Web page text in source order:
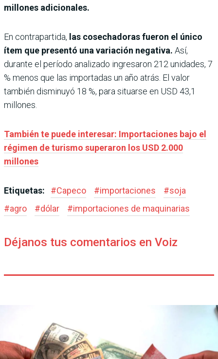
millones adicionales.
En contrapartida, las cosechadoras fueron el único
ítem que presentó una variación negativa. Así,
durante el período analizado ingresaron 212 unidades, 7
% menos que las importadas un año atrás. El valor
también disminuyó 18 %, para situarse en USD 43,1
millones.
También te puede interesar: Importaciones bajo el
régimen de turismo superaron los USD 2.000
millones
Etiquetas: #Capeco #importaciones #soja
#agro #dólar #importaciones de maquinarias
Déjanos tus comentarios en Voiz